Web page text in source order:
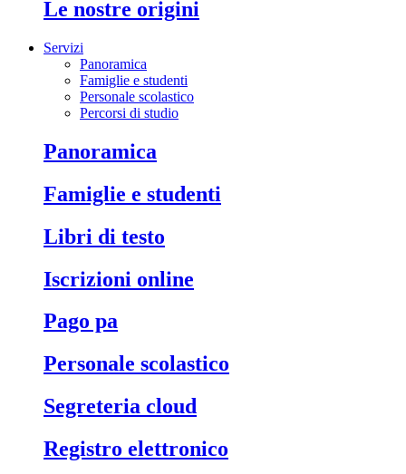
le nostre origini
Servizi
Panoramica
Famiglie e studenti
Personale scolastico
Percorsi di studio
panoramica
famiglie e studenti
libri di testo
iscrizioni online
pago pa
personale scolastico
segreteria cloud
registro elettronico